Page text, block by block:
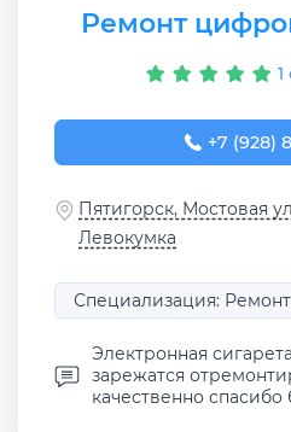
Ремонт
1
+7 (928)
+7 (928)
Пятигорск, Мостовая
Левокумка
Специализация:
Электронная
зарежатся
качественно